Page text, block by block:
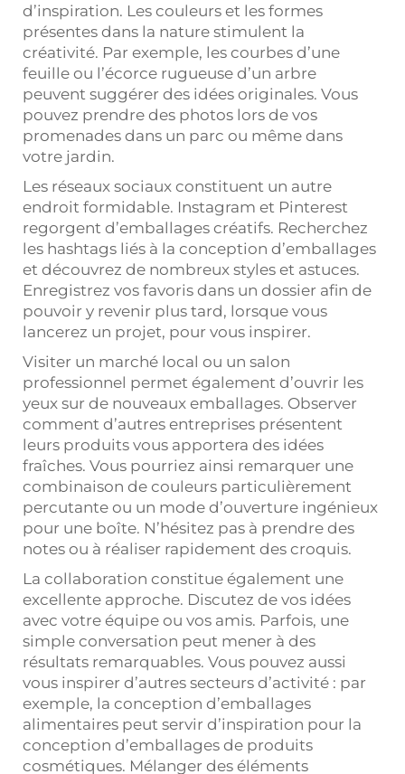
d’inspiration. Les couleurs et les formes
présentes dans la nature stimulent la
créativité. Par exemple, les courbes d’une
feuille ou l’écorce rugueuse d’un arbre
peuvent suggérer des idées originales. Vous
pouvez prendre des photos lors de vos
promenades dans un parc ou même dans
votre jardin.
Les réseaux sociaux constituent un autre
endroit formidable. Instagram et Pinterest
regorgent d’emballages créatifs. Recherchez
les hashtags liés à la conception d’emballages
et découvrez de nombreux styles et astuces.
Enregistrez vos favoris dans un dossier afin de
pouvoir y revenir plus tard, lorsque vous
lancerez un projet, pour vous inspirer.
Visiter un marché local ou un salon
professionnel permet également d’ouvrir les
yeux sur de nouveaux emballages. Observer
comment d’autres entreprises présentent
leurs produits vous apportera des idées
fraîches. Vous pourriez ainsi remarquer une
combinaison de couleurs particulièrement
percutante ou un mode d’ouverture ingénieux
pour une boîte. N’hésitez pas à prendre des
notes ou à réaliser rapidement des croquis.
La collaboration constitue également une
excellente approche. Discutez de vos idées
avec votre équipe ou vos amis. Parfois, une
simple conversation peut mener à des
résultats remarquables. Vous pouvez aussi
vous inspirer d’autres secteurs d’activité : par
exemple, la conception d’emballages
alimentaires peut servir d’inspiration pour la
conception d’emballages de produits
cosmétiques. Mélanger des éléments